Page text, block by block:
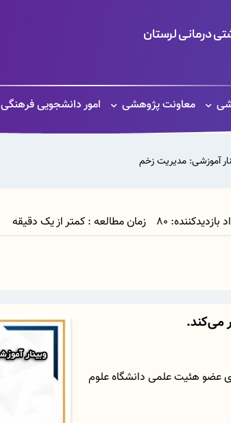
درمانی لرستان
معاونت پژوهشی امور دانشجویی فرهنگی
آموزشی: مدیریت زخم
زمان مطالعه : کمتر از یک دقیقه
می‌کند.
عضو هئیت علمی دانشگاه علوم